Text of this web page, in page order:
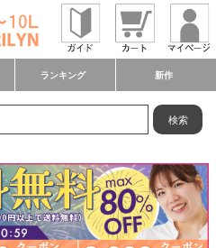
ランキング 新作
検索